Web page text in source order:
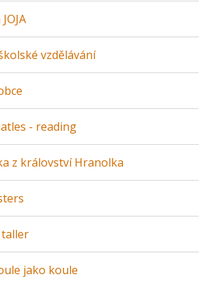
vzdělávání
- reading
z království Hranolka
jako koule